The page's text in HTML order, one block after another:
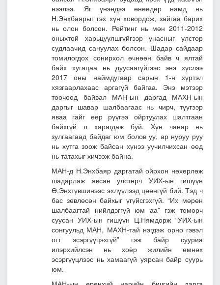
нээлээ. Яг үнэндээ өнөөдөр намд нь
Н.Энхбаярыг гэх хүн ховордож, зайгаа барих
нь олон болсон. Рейтинг нь мөн 2011-2012
оныхтой харьцуулшгүйгээр унасныг улстөр
судлаачид сануулах болсон. Шадар сайдаар
томилогдох сонирхол өчнөөн байв ч ялтай
байх хугацаа нь дуусаагүйгээс энэ хүслээ
2017 оны наймдугаар сарын 1-н хүртэл
хязгаарлахаас аргагүй байгаа. Энэ мэтээр
тоочоод байвал МАН-ын даргад МАХН-ын
даргыг шавар шалбаагаас нь чирч, түүгээр
яваа гайг өөр рүүгээ ойртуулах шалтгаан
байхгүй л харагдаж буй. Хүн чанар нь
зулгаагаад байдаг юм болов уу, ар нуруу руу
нь хутга зоож байсан хүнээ уучилчихсан өөд
нь татахыг хичээж байна.
МАН-д Н.Энхбаяр даргатай ойрхон нөхөрлөж
шадарлаж явсан улстөрч УИХ-ын гишүүн
Ө.Энхтүвшинээс эхлүүлээд цөөнгүй бий. Тэд ч
бас зөвлөсөн байхыг үгүйсгэхгүй. “Их мөрөн
шалбаагтай нийлдэггүй юм аа” гэж томорч
суусан УИХ-ын гишүүн Ц.Нямдорж “УИХ-ын
сонгуульд МАН, МАХН-тай нэгдэж орно гэвэл
огт эсэргүүцэхгүй” гэж байр сууриа
илэрхийлсэн нь хоёр жилийн өмнөх
эсэргүүцлээс нь хамаагүй уярсан байр суурь
юм.